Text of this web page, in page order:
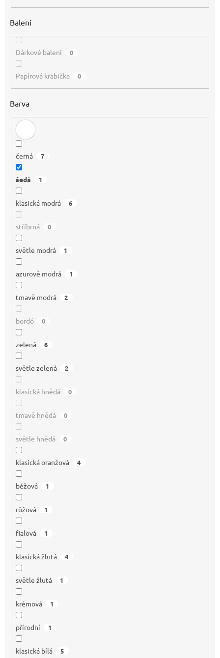
Balení
Dárkové balení 0
Papírová krabička 0
Barva
černá 7
šedá 1
klasická modrá 6
stříbrná 0
světle modrá 1
azurově modrá 1
tmavě modrá 2
bordó 0
zelená 6
světle zelená 2
klasická hnědá 0
tmavě hnědá 0
světle hnědá 0
klasická oranžová 4
béžová 1
růžová 1
fialová 1
klasická žlutá 4
světle žlutá 1
krémová 1
přírodní 1
klasická bílá 5